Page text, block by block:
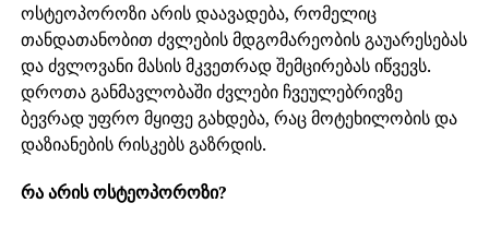
ოსტეოპოროზი არის დაავადება, რომელიც
თანდათანობით ძვლების მდგომარეობის გაუარესებას
და ძვლოვანი მასის მკვეთრად შემცირებას იწვევს.
დროთა განმავლობაში ძვლები ჩვეულებრივზე
ბევრად უფრო მყიფე გახდება, რაც მოტეხილობის და
დაზიანების რისკებს გაზრდის.
რა არის ოსტეოპოროზი?